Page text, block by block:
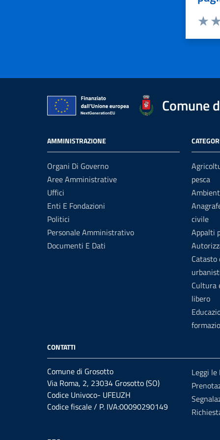
Comune
AMMINISTRAZIONE
Organi Di Governo
Aree Amministrative
Uffici
Enti E Fondazioni
Politici
Personale Amministrativo
Documenti E Dati
pesca
civile
Appalti
Catasto
Cultura
libero
CONTATTI
Comune di Grosotto
Via Roma, 2, 23034 Grosotto (SO)
Codice Univoco- UFEUZH
Codice fiscale / P. IVA:00090290149
Leggi le